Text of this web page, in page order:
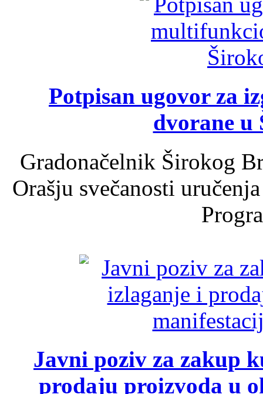
Potpisan ugovor za
dvorane u
Gradonačelnik Širokog
Orašju svečanosti
Javni poziv za zakup
prodaju proizvoda u